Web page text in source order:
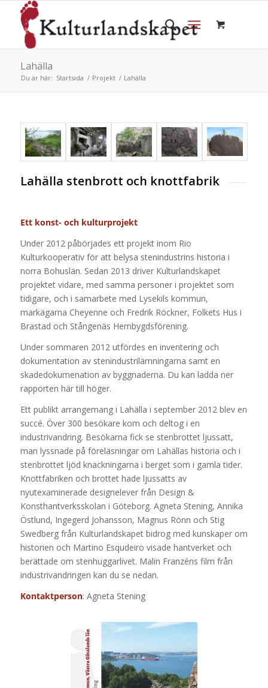
Lahälla
Du är här: Startsida / Projekt / Lahälla
Lahälla stenbrott och knottfabrik
Ett konst- och kulturprojekt
Under 2012 påbörjades ett projekt inom Rio
Kulturkooperativ för att belysa stenindustrins historia i
norra Bohuslän. Sedan 2013 driver Kulturlandskapet
projektet vidare, med samma personer i projektet som
tidigare, och i samarbete med Lysekils kommun,
markägarna Cheyenne och Fredrik Röckner, Folkets Hus i
Brastad och Stångenäs Hembygdsförening.
Under sommaren 2012 utfördes en inventering och
dokumentation av stenindustrilämningarna samt en
skadedokumenation av byggnaderna. Du kan ladda ner
rapporten här till höger.
Ett publikt arrangemang i Lahälla i september 2012 blev en
succé. Över 300 besökare kom och deltog i en
industrivandring. Besökarna fick se stenbrottet ljussatt,
man lyssnade på föreläsningar om Lahällas historia och i
stenbrottet ljöd knackningarna i berget som i gamla tider.
Knottfabriken och brottet hade ljussatts av
nyutexaminerade designelever från Design &
Konsthantverksskolan i Göteborg. Agneta Stening, Annika
Östlund, Ingegerd Johansson, Magnus Rönn och Stig
Swedberg från Kulturlandskapet bidrog med kunskaper om
historien och Martino Esqudeiro visade hantverket och
berättade om stenhuggarlivet. Malin Franzéns film från
industrivandringen kan du se nedan.
Kontaktperson: Agneta Stening